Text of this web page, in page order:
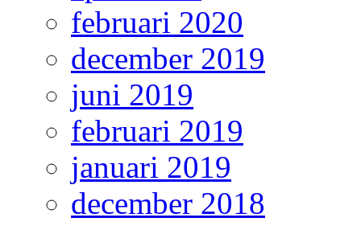
februari 2020
december 2019
juni 2019
februari 2019
januari 2019
december 2018